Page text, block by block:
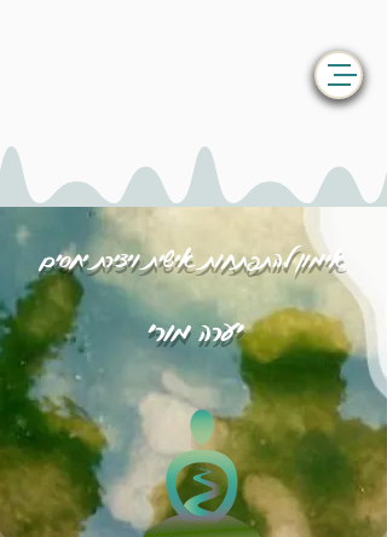
אימון להתפתחות אישית ויצירת יחסים
יערה מורי